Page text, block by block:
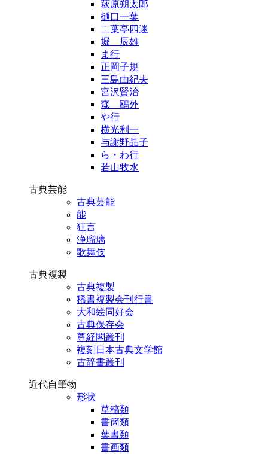
萩原朔太郎
樋口一葉
二葉亭四迷
堀 辰雄
ま行
正岡子規
三島由紀夫
宮沢賢治
森 鴎外
や行
横光利一
与謝野晶子
ら・わ行
若山牧水
古典芸能
古典芸能
能
狂言
浄瑠璃
歌舞伎
古典複製
古典複製
稀書複製会刊行書
大和絵同好会
古典保存会
尊経閣叢刊
複刻日本古典文学館
古辞書叢刊
近代自筆物
形状
草稿類
書簡類
葉書類
書画類